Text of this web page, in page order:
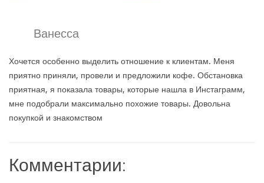
Ванесса
Хочется особенно выделить отношение к клиентам. Меня
приятно приняли, провели и предложили кофе. Обстановка
приятная, я показала товары, которые нашла в Инстаграмм,
мне подобрали максимально похожие товары. Довольна
покупкой и знакомством
Комментарии: